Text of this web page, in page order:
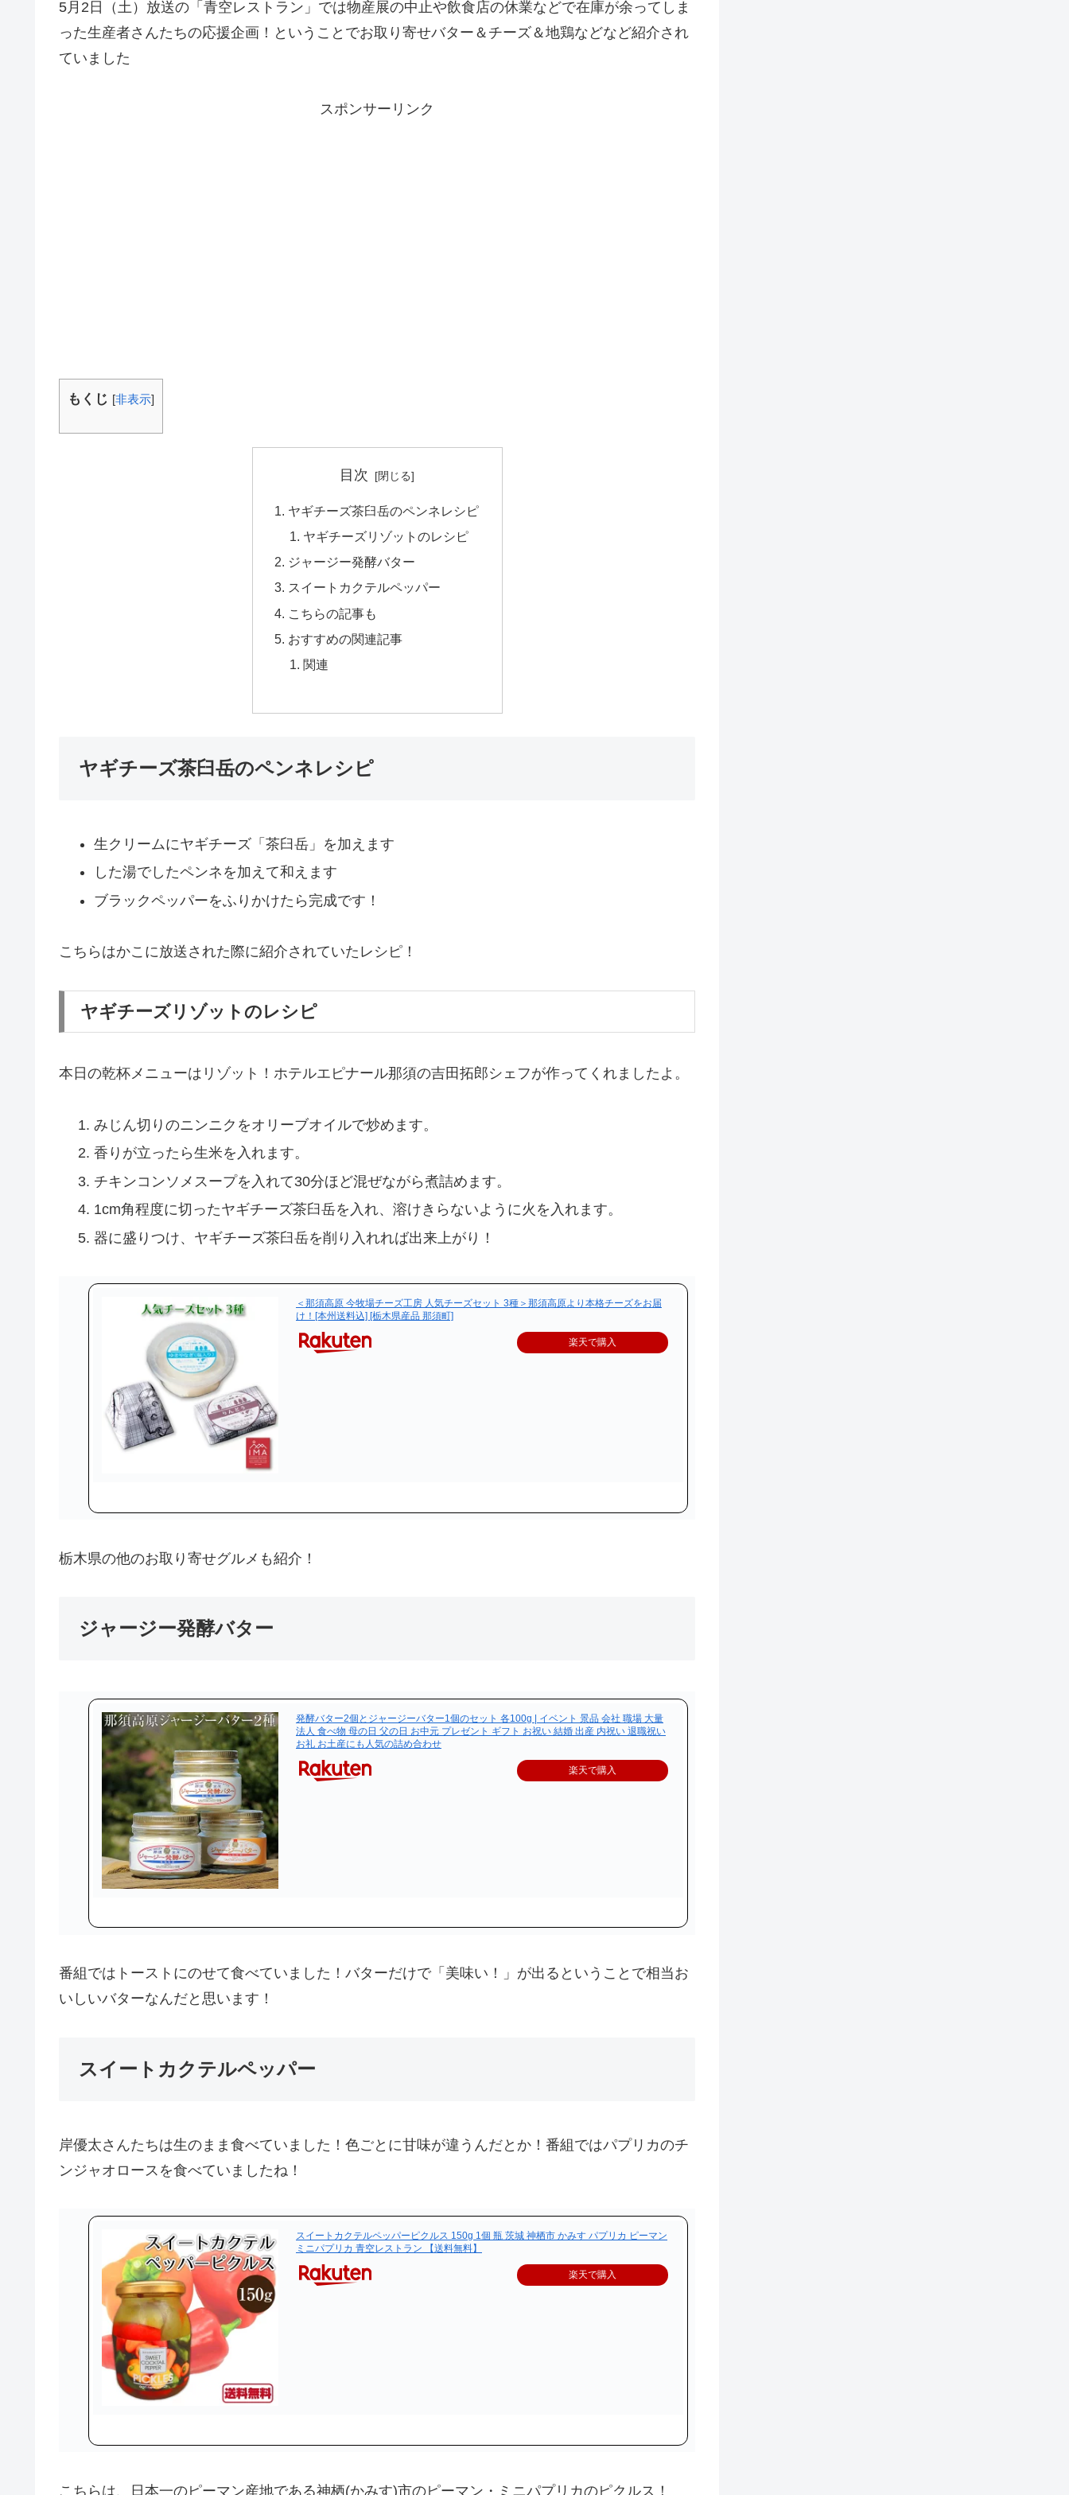
5月2日（土）放送の「青空レストラン」では物産展の中止や飲食店の休業などで在庫が余ってしま
った生産者さんたちの応援企画！ということでお取り寄せバター＆チーズ＆地鶏などなど紹介され
ていました
スポンサーリンク
もくじ [非表示]
目次
ヤギチーズ茶臼岳のペンネレシピ
ヤギチーズリゾットのレシピ
ジャージー発酵バター
スイートカクテルペッパー
こちらの記事も
おすすめの関連記事
関連
ヤギチーズ茶臼岳のペンネレシピ
生クリームにヤギチーズ「茶臼岳」を加えます
した湯でしたペンネを加えて和えます
ブラックペッパーをふりかけたら完成です！
こちらはかこに放送された際に紹介されていたレシピ！
ヤギチーズリゾットのレシピ
本日の乾杯メニューはリゾット！ホテルエピナール那須の吉田拓郎シェフが作ってくれましたよ。
みじん切りのニンニクをオリーブオイルで炒めます。
香りが立ったら生米を入れます。
チキンコンソメスープを入れて30分ほど混ぜながら煮詰めます。
1cm角程度に切ったヤギチーズ茶臼岳を入れ、溶けきらないように火を入れます。
器に盛りつけ、ヤギチーズ茶臼岳を削り入れれば出来上がり！
＜那須高原 今牧場チーズ工房 人気チーズセット 3種＞那須高原より本格チーズをお届
け！[本州送料込] [栃木県産品 那須町]
楽天で購入
栃木県の他のお取り寄せグルメも紹介！
ジャージー発酵バター
発酵バター2個とジャージーバター1個のセット 各100g | イベント 景品 会社 職場 大量
法人 食べ物 母の日 父の日 お中元 プレゼント ギフト お祝い 結婚 出産 内祝い 退職祝い
お礼 お土産にも人気の詰め合わせ
楽天で購入
番組ではトーストにのせて食べていました！バターだけで「美味い！」が出るということで相当お
いしいバターなんだと思います！
スイートカクテルペッパー
岸優太さんたちは生のまま食べていました！色ごとに甘味が違うんだとか！番組ではパプリカのチ
ンジャオロースを食べていましたね！
スイートカクテルペッパーピクルス 150g 1個 瓶 茨城 神栖市 かみす パプリカ ピーマン
ミニパプリカ 青空レストラン 【送料無料】
楽天で購入
こちらは、日本一のピーマン産地である神栖(かみす)市のピーマン・ミニパプリカのピクルス！